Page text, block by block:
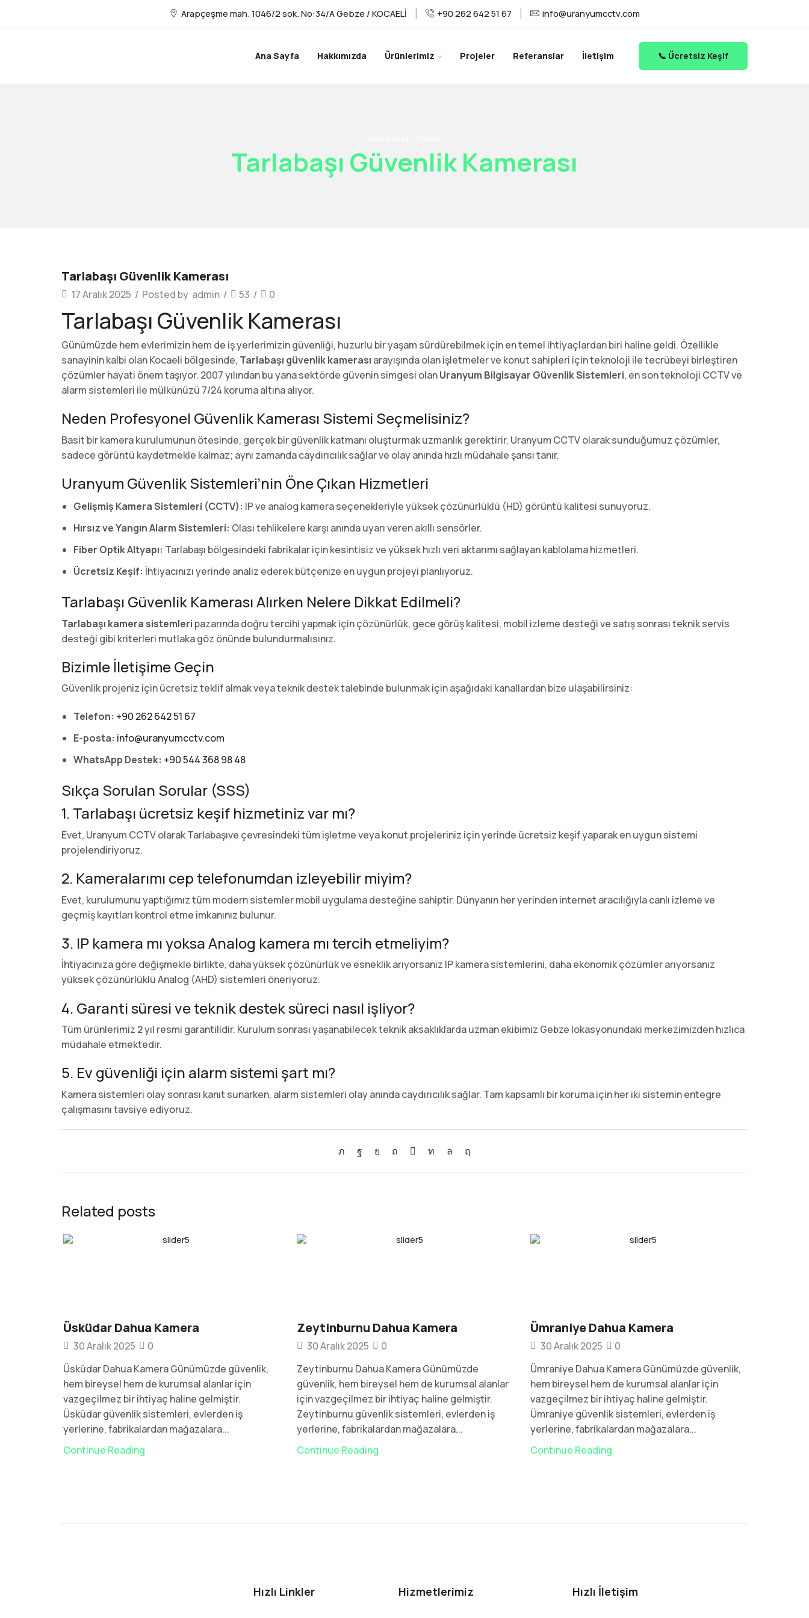
Arapçeşme mah. 1046/2 sok. No:34/A Gebze / KOCAELİ +90 262 642 51 67 info@uranyumcctv.com
Ana Sayfa Hakkımızda Ürünlerimiz Projeler Referanslar İletişim 📞 Ücretsiz Keşif
Tarlabaşı Güvenlik Kamerası
Tarlabaşı Güvenlik Kamerası
17 Aralık 2025 / Posted by admin / 53 / 0
Tarlabaşı Güvenlik Kamerası
Günümüzde hem evlerimizin hem de iş yerlerimizin güvenliği, huzurlu bir yaşam sürdürebilmek için en temel ihtiyaçlardan biri haline geldi. Özellikle
sanayinin kalbi olan Kocaeli bölgesinde, Tarlabaşı güvenlik kamerası arayışında olan işletmeler ve konut sahipleri için teknoloji ile tecrübeyi birleştiren
çözümler hayati önem taşıyor. 2007 yılından bu yana sektörde güvenin simgesi olanUranyum Bilgisayar Güvenlik Sistemleri, en son teknoloji CCTV ve
alarm sistemleri ile mülkünüzü 7/24 koruma altına alıyor.
Neden Profesyonel Güvenlik Kamerası Sistemi Seçmelisiniz?
Basit bir kamera kurulumunun ötesinde, gerçek bir güvenlik katmanı oluşturmak uzmanlık gerektirir. Uranyum CCTV olarak sunduğumuz çözümler,
sadece görüntü kaydetmekle kalmaz; aynı zamanda caydırıcılık sağlar ve olay anında hızlı müdahale şansı tanır.
Uranyum Güvenlik Sistemleri’nin Öne Çıkan Hizmetleri
Gelişmiş Kamera Sistemleri (CCTV): IP ve analog kamera seçenekleriyle yüksek çözünürlüklü (HD) görüntü kalitesi sunuyoruz.
Hırsız ve Yangın Alarm Sistemleri: Olası tehlikelere karşı anında uyarı veren akıllı sensörler.
Fiber Optik Altyapı: Tarlabaşı bölgesindeki fabrikalar için kesintisiz ve yüksek hızlı veri aktarımı sağlayan kablolama hizmetleri.
Ücretsiz Keşif: İhtiyacınızı yerinde analiz ederek bütçenize en uygun projeyi planlıyoruz.
Tarlabaşı Güvenlik Kamerası Alırken Nelere Dikkat Edilmeli?
Tarlabaşı kamera sistemleri pazarında doğru tercihi yapmak için çözünürlük, gece görüş kalitesi, mobil izleme desteği ve satış sonrası teknik servis
desteği gibi kriterleri mutlaka göz önünde bulundurmalısınız.
Bizimle İletişime Geçin
Güvenlik projeniz için ücretsiz teklif almak veya teknik destek talebinde bulunmak için aşağıdaki kanallardan bize ulaşabilirsiniz:
Telefon: +90 262 642 51 67
E-posta: info@uranyumcctv.com
WhatsApp Destek: +90 544 368 98 48
Sıkça Sorulan Sorular (SSS)
1. Tarlabaşı ücretsiz keşif hizmetiniz var mı?
Evet, Uranyum CCTV olarak Tarlabaşıve çevresindeki tüm işletme veya konut projeleriniz için yerinde ücretsiz keşif yaparak en uygun sistemi
projelendiriyoruz.
2. Kameralarımı cep telefonumdan izleyebilir miyim?
Evet, kurulumunu yaptığımız tüm modern sistemler mobil uygulama desteğine sahiptir. Dünyanın her yerinden internet aracılığıyla canlı izleme ve
geçmiş kayıtları kontrol etme imkanınız bulunur.
3. IP kamera mı yoksa Analog kamera mı tercih etmeliyim?
İhtiyacınıza göre değişmekle birlikte, daha yüksek çözünürlük ve esneklik arıyorsanız IP kamera sistemlerini, daha ekonomik çözümler arıyorsanız
yüksek çözünürlüklü Analog (AHD) sistemleri öneriyoruz.
4. Garanti süresi ve teknik destek süreci nasıl işliyor?
Tüm ürünlerimiz 2 yıl resmi garantilidir. Kurulum sonrası yaşanabilecek teknik aksaklıklarda uzman ekibimiz Gebze lokasyonundaki merkezimizden hızlıca
müdahale etmektedir.
5. Ev güvenliği için alarm sistemi şart mı?
Kamera sistemleri olay sonrası kanıt sunarken, alarm sistemleri olay anında caydırıcılık sağlar. Tam kapsamlı bir koruma için her iki sistemin entegre
çalışmasını tavsiye ediyoruz.
Related posts
Üsküdar Dahua Kamera
30 Aralık 2025
0
Üsküdar Dahua Kamera Günümüzde güvenlik,
hem bireysel hem de kurumsal alanlar için
vazgeçilmez bir ihtiyaç haline gelmiştir.
Üsküdar güvenlik sistemleri, evlerden iş
yerlerine, fabrikalardan mağazalara...
Continue Reading
Zeytinburnu Dahua Kamera
30 Aralık 2025
0
Zeytinburnu Dahua Kamera Günümüzde
güvenlik, hem bireysel hem de kurumsal alanlar
için vazgeçilmez bir ihtiyaç haline gelmiştir.
Zeytinburnu güvenlik sistemleri, evlerden iş
yerlerine, fabrikalardan mağazalara...
Continue Reading
Ümraniye Dahua Kamera
30 Aralık 2025
0
Ümraniye Dahua Kamera Günümüzde güvenlik,
hem bireysel hem de kurumsal alanlar için
vazgeçilmez bir ihtiyaç haline gelmiştir.
Ümraniye güvenlik sistemleri, evlerden iş
yerlerine, fabrikalardan mağazalara...
Continue Reading
Hızlı Linkler Hizmetlerimiz Hızlı İletişim